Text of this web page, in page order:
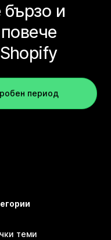
и
период
теми